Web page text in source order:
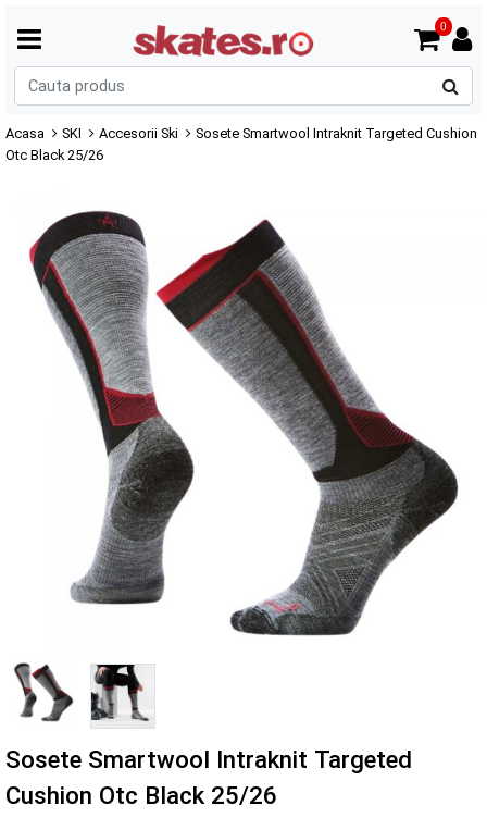
0
Acasa SKI Accesorii Ski
Sosete Smartwool Intraknit Targeted Cushion
Otc Black 25/26
Sosete Smartwool Intraknit Targeted
Cushion Otc Black 25/26